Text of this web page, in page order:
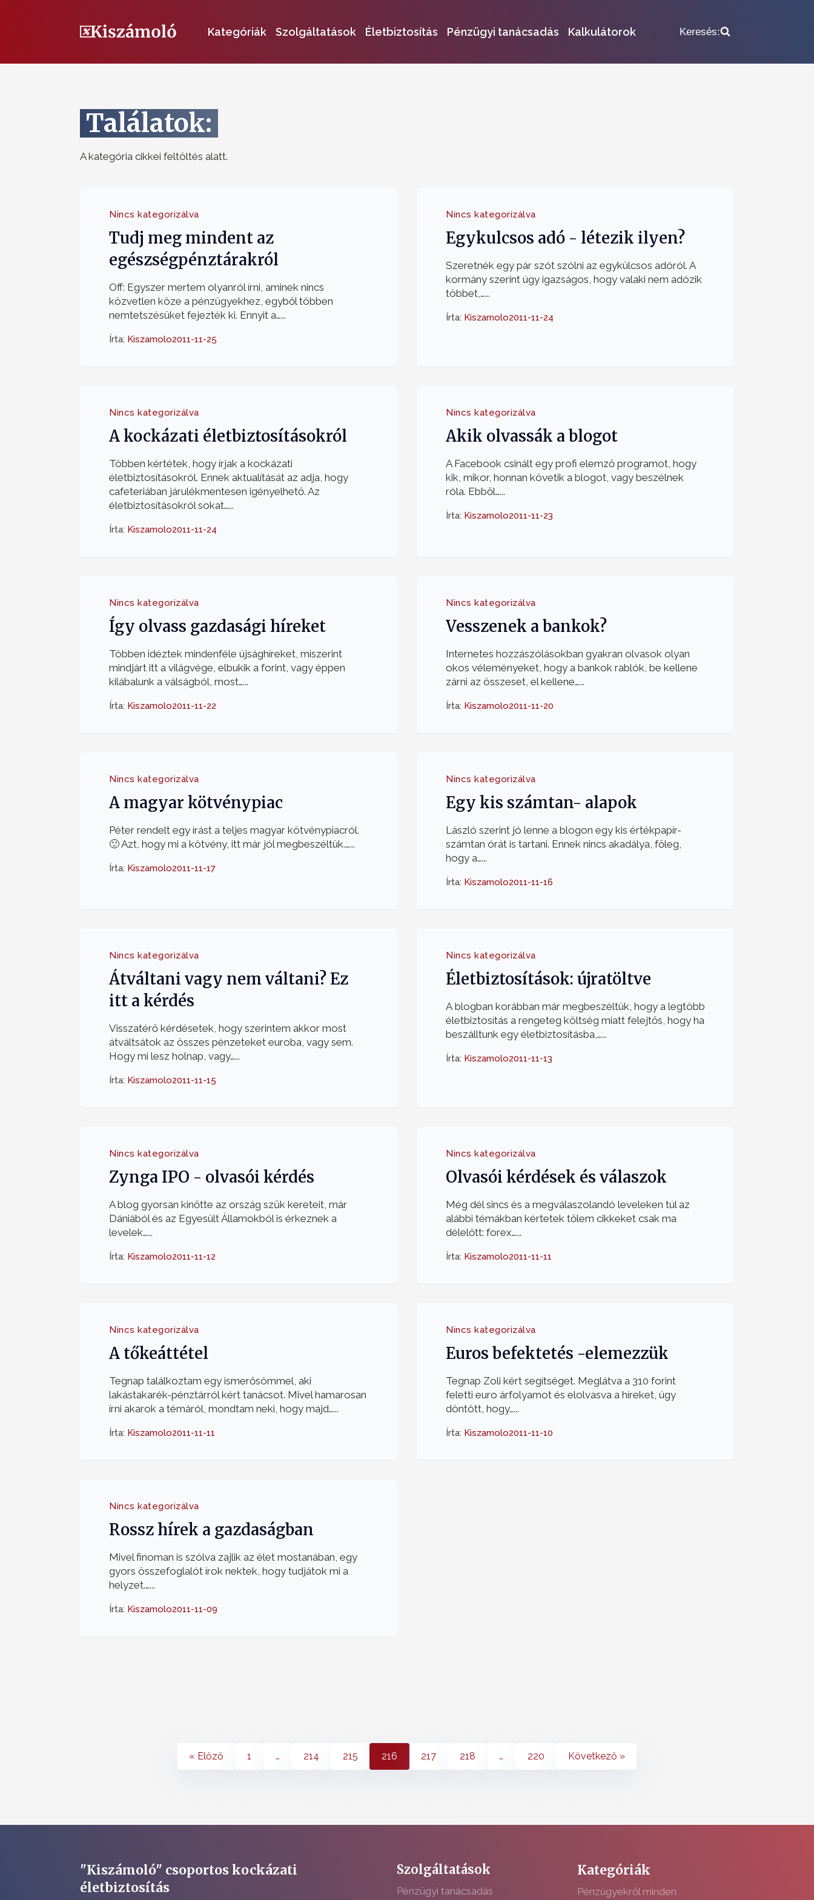
Kategóriák Szolgáltatások Életbiztosítás Pénzügyi tanácsadás Kalkulátorok Keresés:
Találatok:
A kategória cikkei feltöltés alatt.
Nincs kategorizálva
Tudj meg mindent az
egészségpénztárakról
Off: Egyszer mertem olyanról írni, aminek nincs
közvetlen köze a pénzügyekhez, egyből többen
nemtetszésüket fejezték ki. Ennyit a…...
Írta: Kiszamolo2011-11-25
Nincs kategorizálva
Egykulcsos adó - létezik ilyen?
Szeretnék egy pár szót szólni az egykülcsos adóról. A
kormány szerint úgy igazságos, hogy valaki nem adózik
többet,…...
Írta: Kiszamolo2011-11-24
Nincs kategorizálva
A kockázati életbiztosításokról
Többen kértétek, hogy írjak a kockázati
életbiztosításokról. Ennek aktualítását az adja, hogy
cafeteriában járulékmentesen igényelhető. Az
életbiztosításokról sokat…...
Írta: Kiszamolo2011-11-24
Nincs kategorizálva
Akik olvassák a blogot
A Facebook csinált egy profi elemző programot, hogy
kik, mikor, honnan követik a blogot, vagy beszélnek
róla. Ebből…...
Írta: Kiszamolo2011-11-23
Nincs kategorizálva
Így olvass gazdasági híreket
Többen idéztek mindenféle újsághíreket, miszerint
mindjárt itt a világvége, elbukik a forint, vagy éppen
kilábalunk a válságból, most…...
Írta: Kiszamolo2011-11-22
Nincs kategorizálva
Vesszenek a bankok?
Internetes hozzászólásokban gyakran olvasok olyan
okos véleményeket, hogy a bankok rablók, be kellene
zárni az összeset, el kellene…...
Írta: Kiszamolo2011-11-20
Nincs kategorizálva
A magyar kötvénypiac
Péter rendelt egy írást a teljes magyar kötvénypiacról.
🙂 Azt, hogy mi a kötvény, itt már jól megbeszéltük.…...
Írta: Kiszamolo2011-11-17
Nincs kategorizálva
Egy kis számtan- alapok
László szerint jó lenne a blogon egy kis értékpapír-
számtan órát is tartani. Ennek nincs akadálya, főleg,
hogy a…...
Írta: Kiszamolo2011-11-16
Nincs kategorizálva
Átváltani vagy nem váltani? Ez
itt a kérdés
Visszatérő kérdésetek, hogy szerintem akkor most
átváltsátok az összes pénzeteket euroba, vagy sem.
Hogy mi lesz holnap, vagy…...
Írta: Kiszamolo2011-11-15
Nincs kategorizálva
Életbiztosítások: újratöltve
A blogban korábban már megbeszéltük, hogy a legtöbb
életbiztosítás a rengeteg költség miatt felejtős, hogy ha
beszálltunk egy életbiztosításba,…...
Írta: Kiszamolo2011-11-13
Nincs kategorizálva
Zynga IPO - olvasói kérdés
A blog gyorsan kinőtte az ország szűk kereteit, már
Dániából és az Egyesült Államokból is érkeznek a
levelek…...
Írta: Kiszamolo2011-11-12
Nincs kategorizálva
Olvasói kérdések és válaszok
Még dél sincs és a megválaszolandó leveleken túl az
alábbi témákban kértetek tőlem cikkeket csak ma
délelőtt: forex…...
Írta: Kiszamolo2011-11-11
Nincs kategorizálva
A tőkeáttétel
Tegnap találkoztam egy ismerősömmel, aki
lakástakarék-pénztárról kért tanácsot. Mivel hamarosan
írni akarok a témáról, mondtam neki, hogy majd…...
Írta: Kiszamolo2011-11-11
Nincs kategorizálva
Euros befektetés -elemezzük
Tegnap Zoli kért segítséget. Meglátva a 310 forint
feletti euro árfolyamot és elolvasva a híreket, úgy
döntött, hogy…...
Írta: Kiszamolo2011-11-10
Nincs kategorizálva
Rossz hírek a gazdaságban
Mivel finoman is szólva zajlik az élet mostanában, egy
gyors összefoglalót írok nektek, hogy tudjátok mi a
helyzet.…...
Írta: Kiszamolo2011-11-09
« Előző 1 … 214 215 216 217 218 … 220 Következő »
"Kiszámoló" csoportos kockázati
életbiztosítás
Szolgáltatások
Pénzügyi tanácsadás
Kategóriák
Pénzügyekről minden